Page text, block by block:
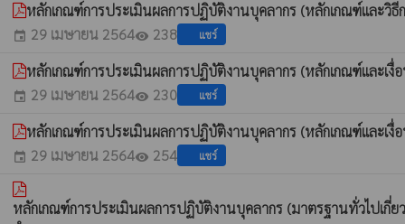
หลักเกณฑ์การประเมินผลการปฏิบัติงานบุคลากร (หลักเกณฑ์และ
event 29 เมษายน 2564visibility 238 แชร์
หลักเกณฑ์การประเมินผลการปฏิบัติงานบุคลากร (หลักเกณฑ์และเ
event 29 เมษายน 2564visibility 230 แชร์
หลักเกณฑ์การประเมินผลการปฏิบัติงานบุคลากร (หลักเกณฑ์และเงื่
event 29 เมษายน 2564visibility 254 แชร์
หลักเกณฑ์การประเมินผลการปฏิบัติงานบุคลากร (มาตรฐานทั่วไปเกี่